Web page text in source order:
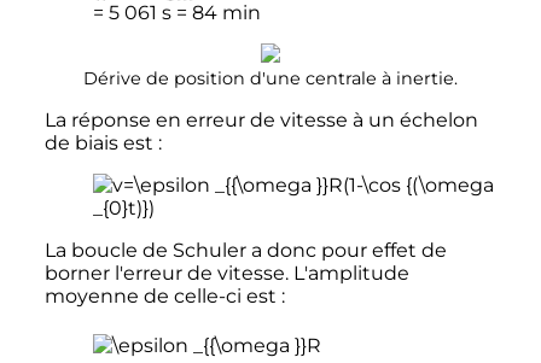
= 5 061 s = 84 min
Dérive de position d'une centrale à inertie.
La réponse en erreur de vitesse à un échelon
de biais est :
La boucle de Schuler a donc pour effet de
borner l'erreur de vitesse. L'amplitude
moyenne de celle-ci est :